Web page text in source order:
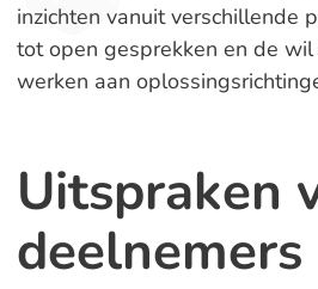
inzichten vanuit verschillende
tot open gesprekken en de
werken aan
Uitspraken
deelnemers